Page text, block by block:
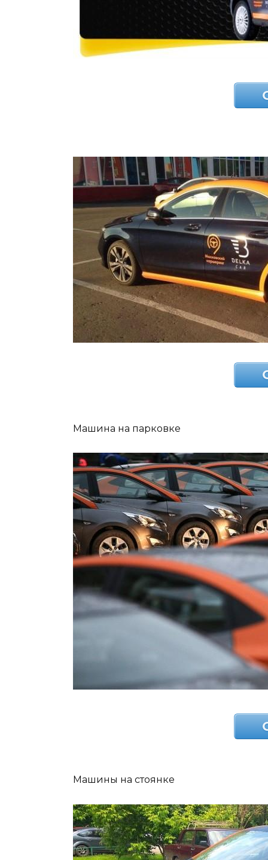
Машина на парковке
Машины на стоянке